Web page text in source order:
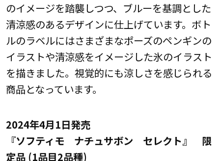
のイメージを踏襲しつつ、ブルーを基調とした
清涼感のあるデザインに仕上げています。ボト
ルのラベルにはさまざまなポーズのペンギンの
イラストや清涼感をイメージした氷のイラスト
を描きました。視覚的にも涼しさを感じられる
商品となっています。
2024年4月1日発売
『ソフティモ ナチュサボン セレクト』 限
定品 (1品目2品種)